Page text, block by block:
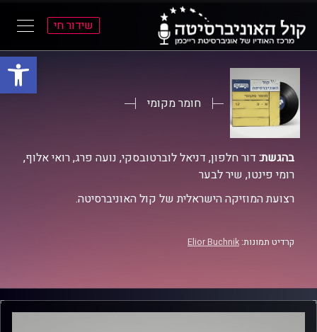
פתח
הראשי
הראשי
שידור חי
חומר מקומי
בהגשת: דור חלפון, דניאל לוברטובסקי, נועה פרג, רואי אלוף,
רומי פינטו, שיר לבער
רצועת המוזיקה הישראלית של קול האוניברסיטה.
קרדיט תמונות: Elior Buchnik